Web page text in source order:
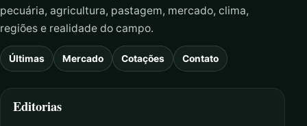
pecuária, agricultura, pastagem, mercado, clima,
regiões e realidade do campo.
Últimas Mercado Cotações Contato
Editorias